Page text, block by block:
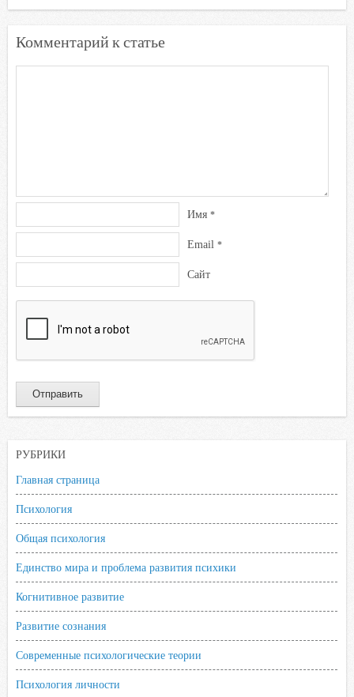
Комментарий к статье
Имя *
Email *
Сайт
РУБРИКИ
Главная страница
Психология
Общая психология
Единство мира и проблема развития психики
Когнитивное развитие
Развитие сознания
Современные психологические теории
Психология личности